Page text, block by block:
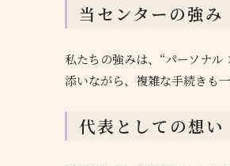
当センターの強み
私たちの強みは、“パーソナ
添いながら、複雑な手続きも
代表としての想い